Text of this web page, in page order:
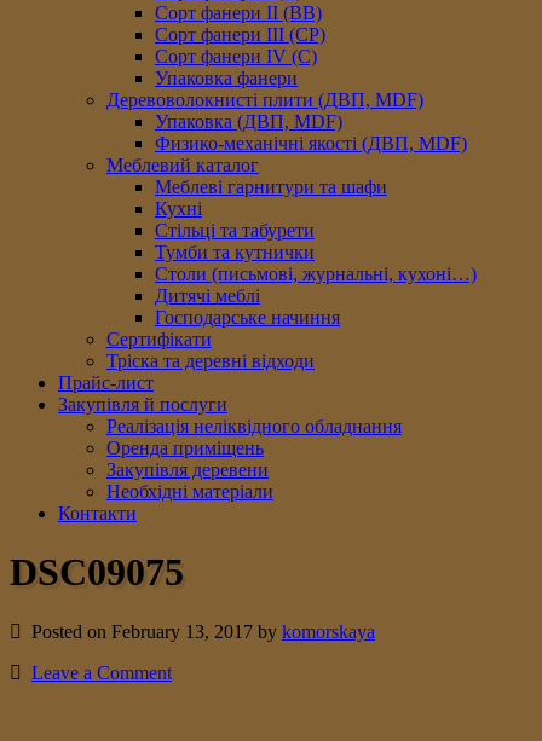
Сорт фанери II (ВB)
Сорт фанери III (CP)
Сорт фанери IV (C)
Упаковка фанери
Деревоволокнисті плити (ДВП, MDF)
Упаковка (ДВП, MDF)
Физико-механічні якості (ДВП, MDF)
Меблевий каталог
Меблеві гарнитури та шафи
Кухні
Стільці та табурети
Тумби та кутнички
Столи (письмові, журнальні, кухоні…)
Дитячі меблі
Господарське начиння
Сертифікати
Тріска та деревні відходи
Прайс-лист
Закупівля й послуги
Реалізація неліквідного обладнання
Оренда приміщень
Закупівля деревени
Необхідні матеріали
Контакти
DSC09075
Posted on February 13, 2017 by komorskaya
Leave a Comment